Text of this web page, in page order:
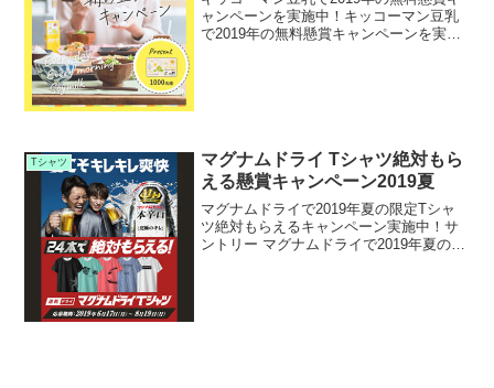
ャンペーンを実施中！キッコーマン豆乳
で2019年の無料懸賞キャンペーンを実施
Tシャツ
マグナムドライ Tシャツ絶対もら
える懸賞キャンペーン2019夏
マグナムドライで2019年夏の限定Tシャ
ツ絶対もらえるキャンペーン実施中！サ
ントリー マグナムドライで2019年夏の限